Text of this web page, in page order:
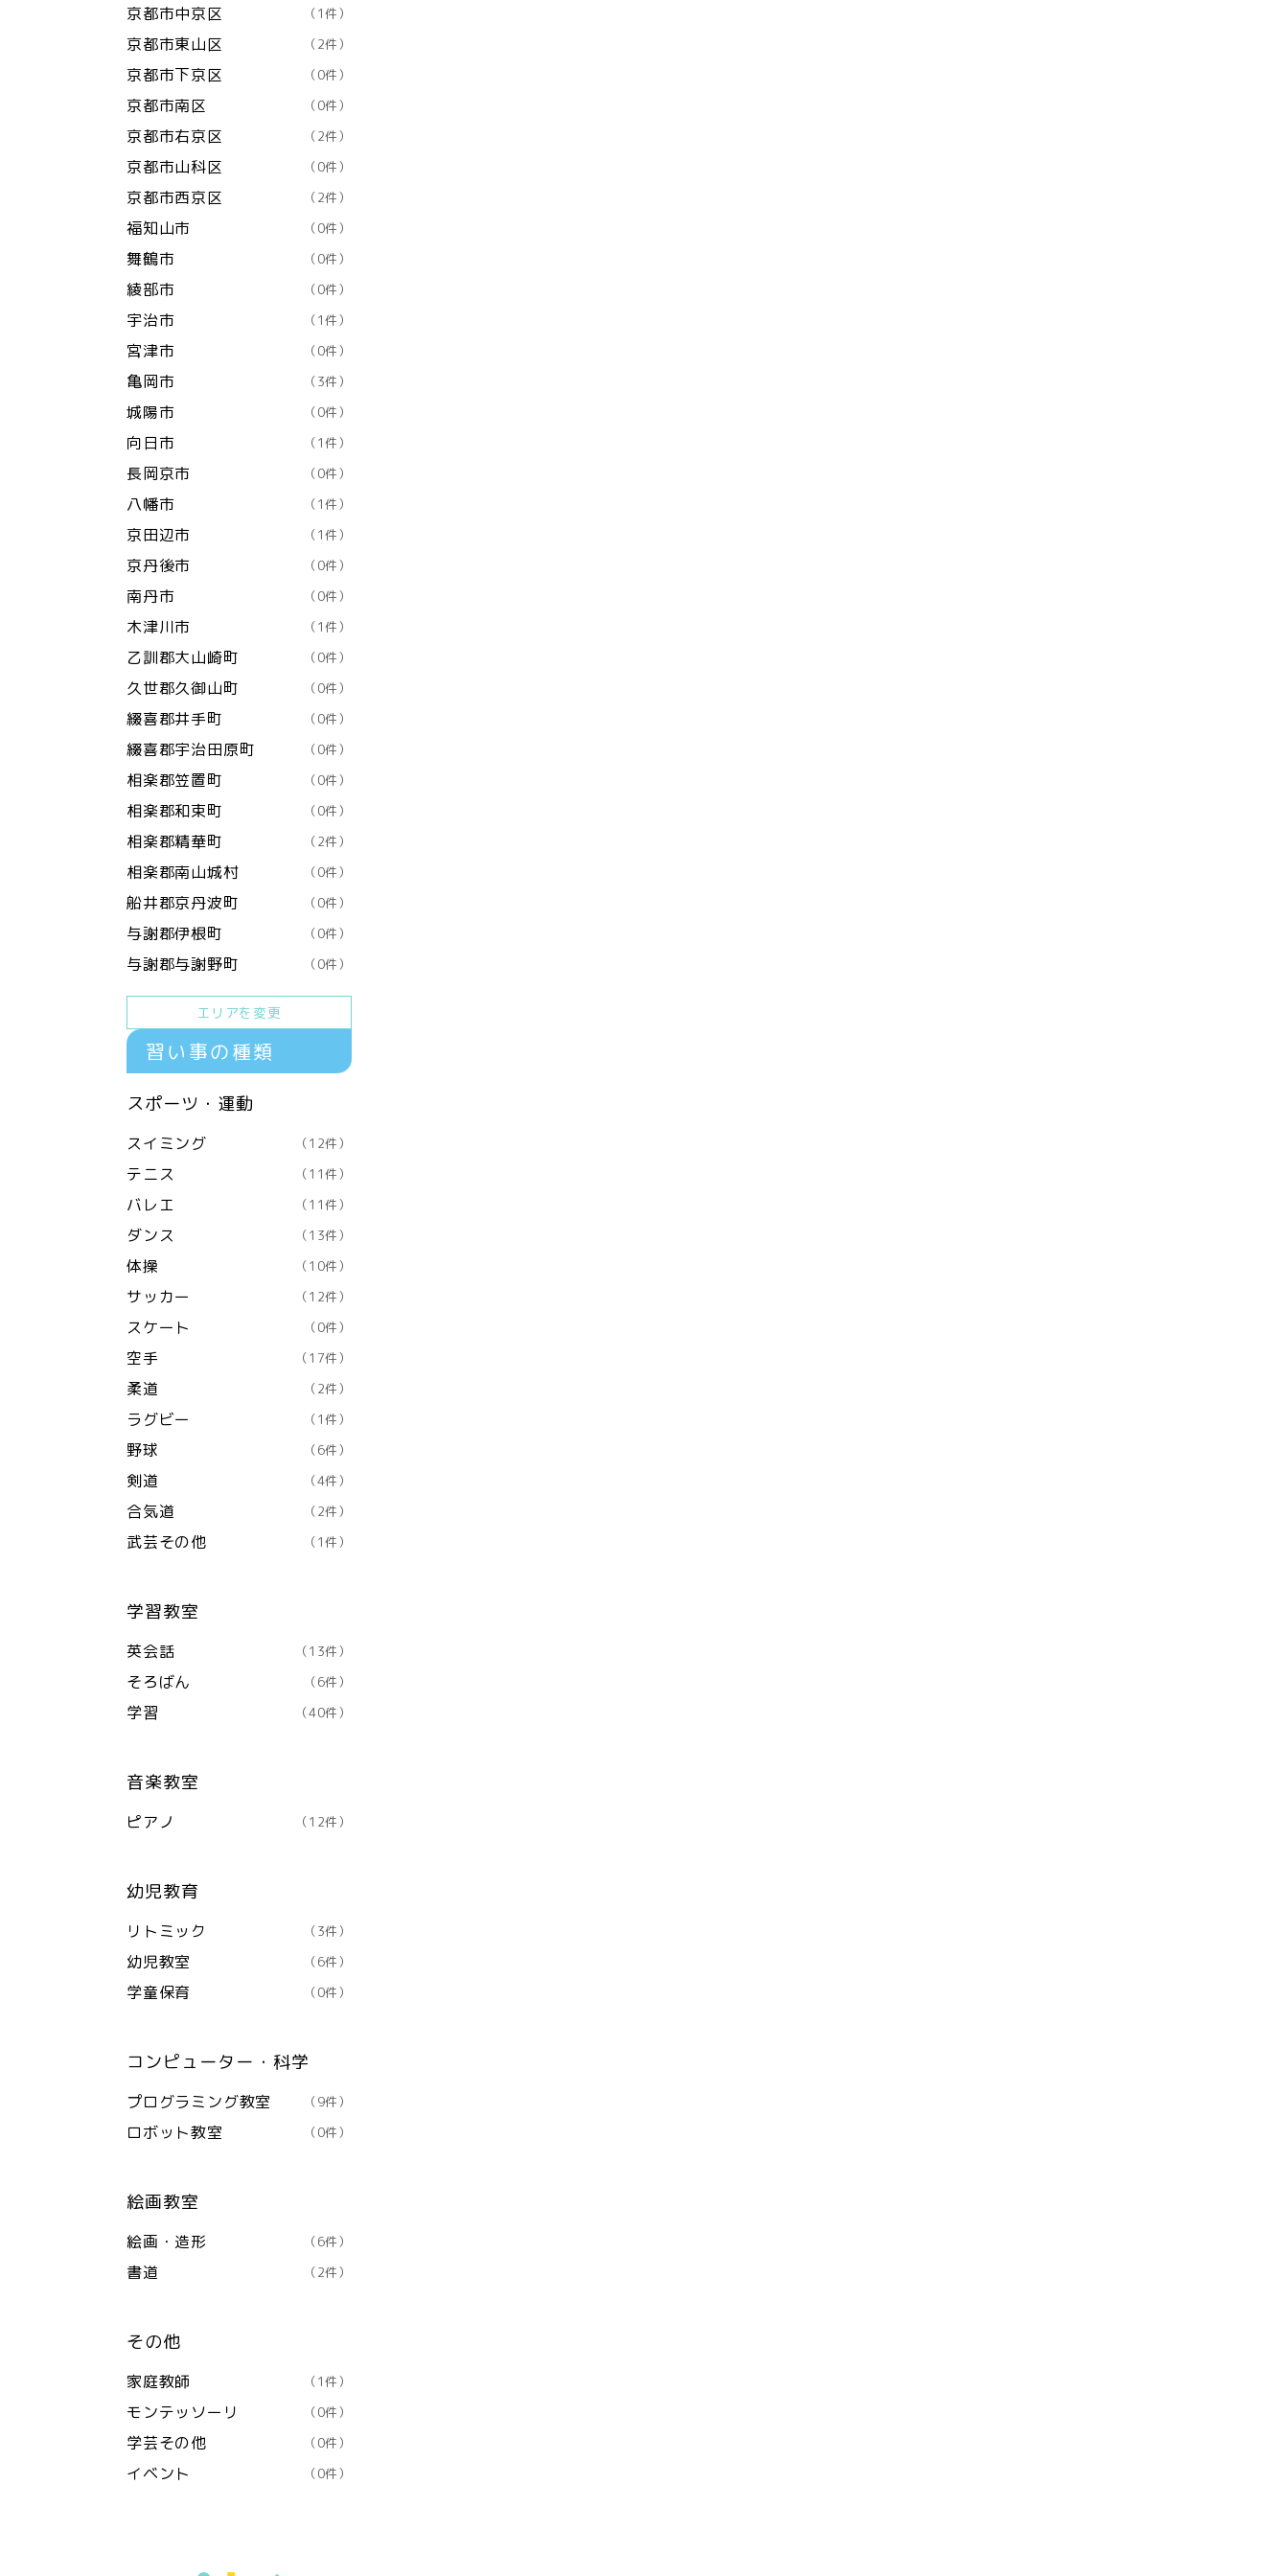
京都市中京区 （1件）
京都市東山区 （2件）
京都市下京区 （0件）
京都市南区 （0件）
京都市右京区 （2件）
京都市山科区 （0件）
京都市西京区 （2件）
福知山市 （0件）
舞鶴市 （0件）
綾部市 （0件）
宇治市 （1件）
宮津市 （0件）
亀岡市 （3件）
城陽市 （0件）
向日市 （1件）
長岡京市 （0件）
八幡市 （1件）
京田辺市 （1件）
京丹後市 （0件）
南丹市 （0件）
木津川市 （1件）
乙訓郡大山崎町 （0件）
久世郡久御山町 （0件）
綴喜郡井手町 （0件）
綴喜郡宇治田原町 （0件）
相楽郡笠置町 （0件）
相楽郡和束町 （0件）
相楽郡精華町 （2件）
相楽郡南山城村 （0件）
船井郡京丹波町 （0件）
与謝郡伊根町 （0件）
与謝郡与謝野町 （0件）
エリアを変更
習い事の種類
スポーツ・運動
スイミング （12件）
テニス （11件）
バレエ （11件）
ダンス （13件）
体操 （10件）
サッカー （12件）
スケート （0件）
空手 （17件）
柔道 （2件）
ラグビー （1件）
野球 （6件）
剣道 （4件）
合気道 （2件）
武芸その他 （1件）
学習教室
英会話 （13件）
そろばん （6件）
学習 （40件）
音楽教室
ピアノ （12件）
幼児教育
リトミック （3件）
幼児教室 （6件）
学童保育 （0件）
コンピューター・科学
プログラミング教室 （9件）
ロボット教室 （0件）
絵画教室
絵画・造形 （6件）
書道 （2件）
その他
家庭教師 （1件）
モンテッソーリ （0件）
学芸その他 （0件）
イベント （0件）